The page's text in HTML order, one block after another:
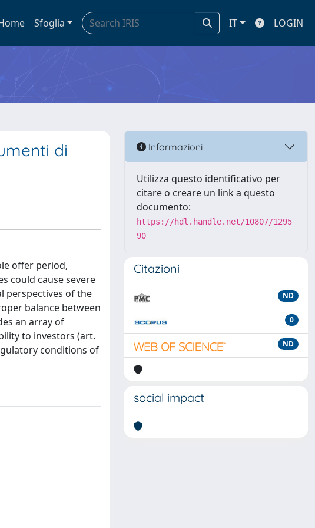
Sfoglia IT LOGIN
di
offer period,
could cause severe
perspectives of the
balance between
an array of
to investors (art.
conditions of
Informazioni
Utilizza questo identificativo per
citare o creare un link a questo
documento:
https://hdl.handle.net/10807/1295
90
Citazioni
ND
0
ND
social impact